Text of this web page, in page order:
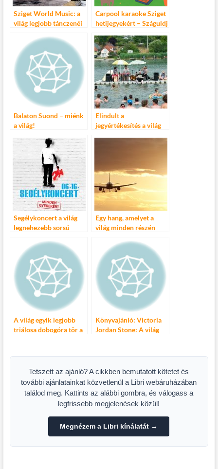
Sziget World Music: a
világ legjobb tánczenéi
Carpool karaoke Sziget
hetijegyekért – Száguldj
fesztiválra
Balaton Suond – miénk
a világ!
Elindult a
jegyértékesítés a világ
Segélykoncert a világ
legnehezebb sorsú
Park és az UNICEF
Magyarország
szervezésében június
16-án!
Egy hang, amelyet a
világ minden részén
A világ egyik legjobb
triálosa dobogóra tör a
Könyvajánló: Victoria
Jordan Stone: A világ
Tetszett az ajánló? A cikkben bemutatott kötetet és
további ajánlatainkat közvetlenül a Libri webáruházában
találod meg. Kattints az alábbi gombra, és válogass a
legfrissebb megjelenések közül!
Megnézem a Libri kínálatát →